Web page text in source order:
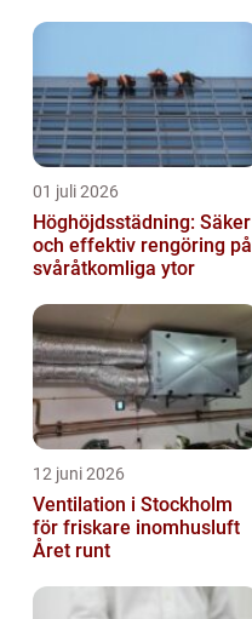
01 juli 2026
Höghöjdsstädning: Säker
och effektiv rengöring på
svåråtkomliga ytor
12 juni 2026
Ventilation i Stockholm
för friskare inomhusluft
Året runt